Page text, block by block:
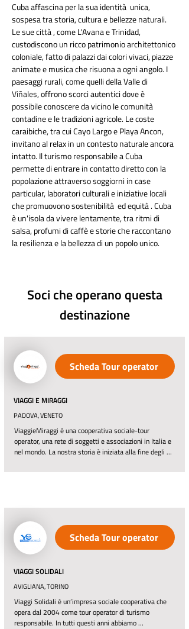
Cuba affascina per la sua identità  unica,
sospesa tra storia, cultura e bellezze naturali.
Le sue città , come L'Avana e Trinidad,
custodiscono un ricco patrimonio architettonico
coloniale, fatto di palazzi dai colori vivaci, piazze
animate e musica che risuona a ogni angolo. I
paesaggi rurali, come quelli della Valle di
Viñales, offrono scorci autentici dove è
possibile conoscere da vicino le comunità
contadine e le tradizioni agricole. Le coste
caraibiche, tra cui Cayo Largo e Playa Ancon,
invitano al relax in un contesto naturale ancora
intatto. Il turismo responsabile a Cuba
permette di entrare in contatto diretto con la
popolazione attraverso soggiorni in case
particular, laboratori culturali e iniziative locali
che promuovono sostenibilità  ed equità . Cuba
è un'isola da vivere lentamente, tra ritmi di
salsa, profumi di caffè e storie che raccontano
la resilienza e la bellezza di un popolo unico.
Soci che operano questa
destinazione
Scheda Tour operator
VIAGGI E MIRAGGI
PADOVA, VENETO
ViaggieMiraggi è una cooperativa sociale-tour
operator, una rete di soggetti e associazioni in Italia e
nel mondo. La nostra storia è iniziata alla fine degli
con più di 100 comunità locali in 50 paesi del nord e
un modo gentile di viaggiare, profondo e responsabile,
dopo passo.
Scheda Tour operator
VIAGGI SOLIDALI
AVIGLIANA, TORINO
Viaggi Solidali è un’impresa sociale cooperativa che
opera dal 2004 come tour operator di turismo
responsabile. In tutti questi anni abbiamo